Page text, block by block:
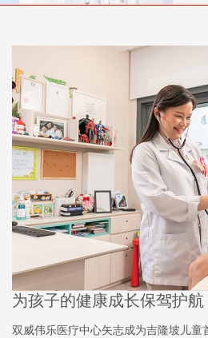
为孩子的健康成长保驾护航
双威伟乐医疗中心矢志成为吉隆坡儿童